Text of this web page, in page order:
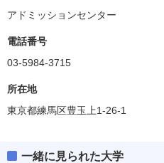
アドミッションセンター
電話番号
03-5984-3715
所在地
東京都練馬区豊玉上1-26-1
一緒に見られた大学